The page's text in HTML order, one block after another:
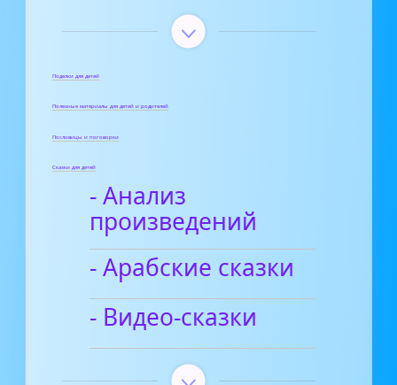
Поделки для детей
Полезные материалы для детей и родителей
Пословицы и поговорки
Сказки для детей
- Анализ
произведений
- Арабские сказки
- Видео-сказки